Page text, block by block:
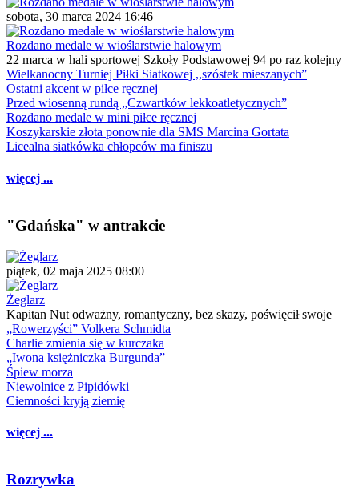
sobota, 30 marca 2024 16:46
Rozdano medale w wioślarstwie halowym
22 marca w hali sportowej Szkoły Podstawowej 94 po raz kolejny
Wielkanocny Turniej Piłki Siatkowej ,,szóstek mieszanych”
Ostatni akcent w piłce ręcznej
Przed wiosenną rundą „Czwartków lekkoatletycznych”
Rozdano medale w mini piłce ręcznej
Koszykarskie złota ponownie dla SMS Marcina Gortata
Licealna siatkówka chłopców ma finiszu
więcej ...
"Gdańska" w antrakcie
piątek, 02 maja 2025 08:00
Żeglarz
Kapitan Nut odważny, romantyczny, bez skazy, poświęcił swoje
„Rowerzyści” Volkera Schmidta
Charlie zmienia się w kurczaka
„Iwona księżniczka Burgunda”
Śpiew morza
Niewolnice z Pipidówki
Ciemności kryją ziemię
więcej ...
Rozrywka